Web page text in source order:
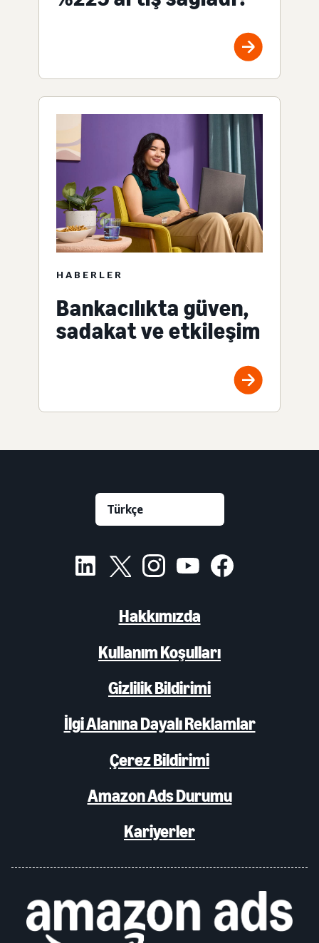
HABERLER
Bankacılıkta güven,
sadakat ve etkileşim
Hakkımızda
Kullanım Koşulları
Gizlilik Bildirimi
İlgi Alanına Dayalı Reklamlar
Çerez Bildirimi
Amazon Ads Durumu
Kariyerler